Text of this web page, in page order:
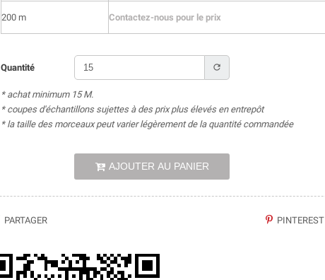
200 m Contactez-nous pour le prix
Quantité refresh
* achat minimum 15 M.
* coupes d'échantillons sujettes à des prix plus élevés en entrepôt
* la taille des morceaux peut varier légèrement de la quantité commandée
AJOUTER AU PANIER
PARTAGER PINTEREST